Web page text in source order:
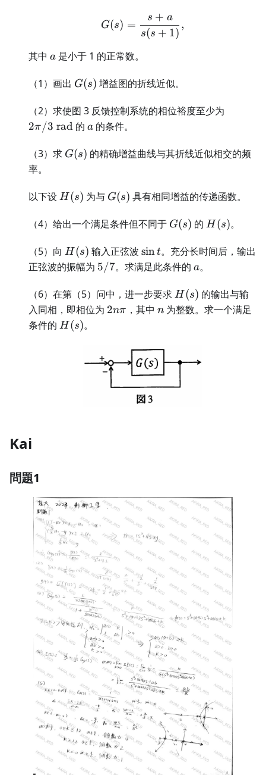
G(s) =
s(s + 1)
s + a
,
其中 a
a 是小于 1 的正常数。
（1）画出 G(s)
G(s) 增益图的折线近似。
（2）求使图 3 反馈控制系统的相位裕度至少为
2π/3 rad的 a
a的条件。
（3）求 G(s)
G(s) 的精确增益曲线与其折线近似相交的频
率。
以下设 H(s)
H (s) 为与 G(s)
G(s) 具有相同增益的传递函数。
（4）给出一个满足条件但不同于 G(s)
G(s) 的 H(s)
H (s)。
（5）向 H(s)
H (s) 输入正弦波 \sin
t
sint。充分长时间后，输出
正弦波的振幅为 5/7
5/7。求满足此条件的 a
a。
（6）在第（5）问中，进一步要求 H(s)
H (s) 的输出与输
入同相，即相位为 2n\pi
2nπ ，其中 n
n为整数。求一个满足
条件的 H(s)
H (s)。
Kai
問題1